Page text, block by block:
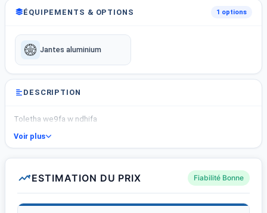
ÉQUIPEMENTS & OPTIONS 1 options
Jantes aluminium
DESCRIPTION
Toletha we9fa w ndhifa
Voir plus
ESTIMATION DU PRIX Fiabilité Bonne